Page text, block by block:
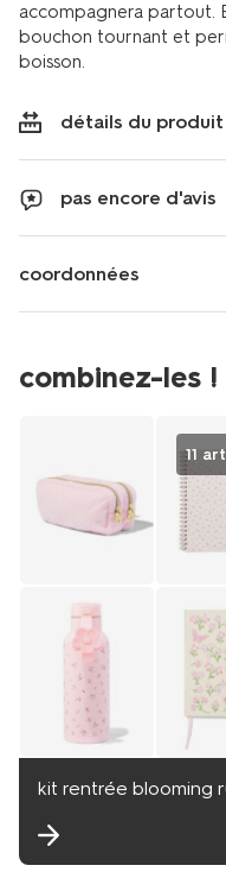
accompagnera partout.
bouchon tournant et
boisson.
détails du produit
pas encore d'avis
coordonnées
combinez-les !
11
kit rentrée blooming